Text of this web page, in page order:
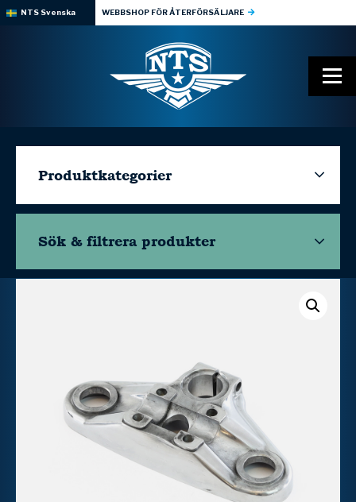
NTS Svenska WEBBSHOP FÖR ÅTERFÖRSÄLJARE
Produktkategorier
Sök & filtrera produkter